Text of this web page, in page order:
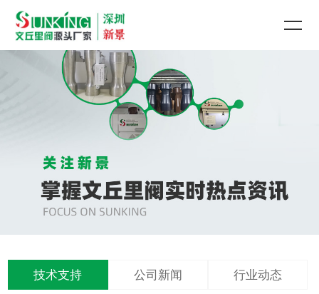
技术支持 公司新闻 行业动态